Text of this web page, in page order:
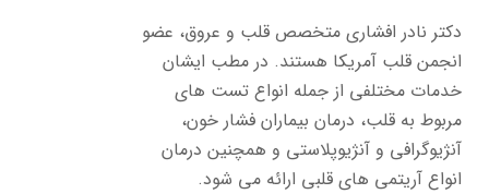
دکتر نادر افشاری متخصص قلب و عروق، عضو
انجمن قلب آمریکا هستند. در مطب ایشان
خدمات مختلفی از جمله انواع تست های
مربوط به قلب، درمان بیماران فشار خون،
آنژیوگرافی و آنژیوپلاستی و همچنین درمان
انواع آریتمی های قلبی ارائه می شود.